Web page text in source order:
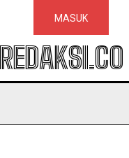
MASUK
REDAKSI.CO